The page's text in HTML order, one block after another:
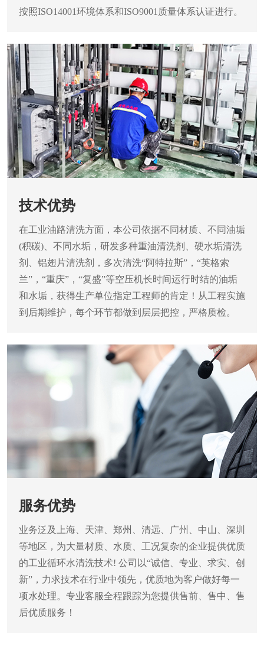
按照ISO14001环境体系和ISO9001质量体系认证进行。
技术优势
在工业油路清洗方面，本公司依据不同材质、不同油垢
(积碳)、不同水垢，研发多种重油清洗剂、硬水垢清洗
剂、铝翅片清洗剂，多次清洗“阿特拉斯”，“英格索
兰”，“重庆”，“复盛”等空压机长时间运行时结的油垢
和水垢，获得生产单位指定工程师的肯定！从工程实施
到后期维护，每个环节都做到层层把控，严格质检。
服务优势
业务泛及上海、天津、郑州、清远、广州、中山、深圳
等地区，为大量材质、水质、工况复杂的企业提供优质
的工业循环水清洗技术! 公司以“诚信、专业、求实、创
新”，力求技术在行业中领先，优质地为客户做好每一
项水处理。专业客服全程跟踪为您提供售前、售中、售
后优质服务！